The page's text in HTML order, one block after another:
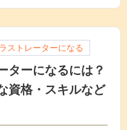
ストレーターになる
ターになるには？
資格・スキルなど